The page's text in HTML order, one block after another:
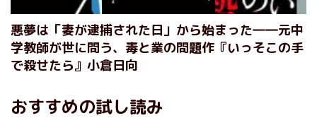
悪夢は「妻が逮捕された日」から始まった――元中
学教師が世に問う、毒と業の問題作『いっそこの手
で殺せたら』小倉日向
おすすめの試し読み